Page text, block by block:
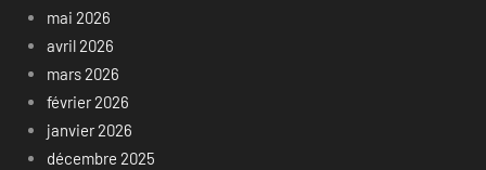
mai 2026
avril 2026
mars 2026
février 2026
janvier 2026
décembre 2025